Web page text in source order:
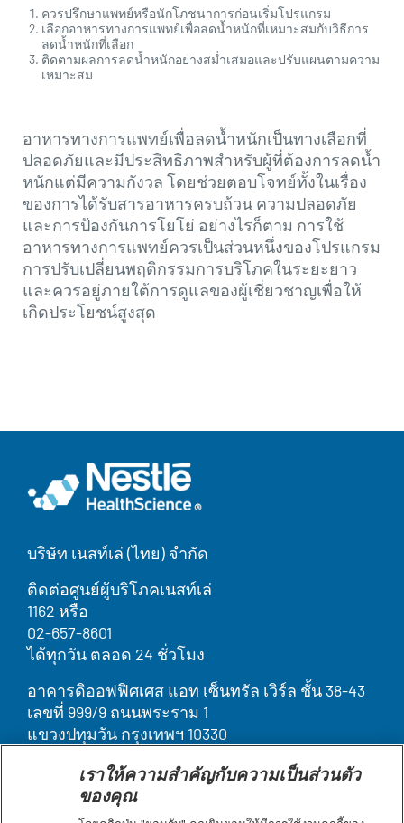
ควรปรึกษาแพทย์หรือนักโภชนาการก่อนเริ่มโปรแกรม
เลือกอาหารทางการแพทย์เพื่อลดน้ำหนักที่เหมาะสมกับวิธีการ
ลดน้ำหนักที่เลือก
ติดตามผลการลดน้ำหนักอย่างสม่ำเสมอและปรับแผนตามความ
เหมาะสม
อาหารทางการแพทย์เพื่อลดน้ำหนักเป็นทางเลือกที่
ปลอดภัยและมีประสิทธิภาพสำหรับผู้ที่ต้องการลดน้ำ
หนักแต่มีความกังวล โดยช่วยตอบโจทย์ทั้งในเรื่อง
ของการได้รับสารอาหารครบถ้วน ความปลอดภัย
และการป้องกันการโยโย่ อย่างไรก็ตาม การใช้
อาหารทางการแพทย์ควรเป็นส่วนหนึ่งของโปรแกรม
การปรับเปลี่ยนพฤติกรรมการบริโภคในระยะยาว
และควรอยู่ภายใต้การดูแลของผู้เชี่ยวชาญเพื่อให้
เกิดประโยชน์สูงสุด
บริษัท เนสท์เล่ (ไทย) จำกัด
ติดต่อศูนย์ผู้บริโภคเนสท์เล่
1162 หรือ
02-657-8601
ได้ทุกวัน ตลอด 24 ชั่วโมง
อาคารดิออฟฟิศเศส แอท เซ็นทรัล เวิร์ล ชั้น 38-43
เลขที่ 999/9 ถนนพระราม 1
แขวงปทุมวัน กรุงเทพฯ 10330
บุคคลากรของเราเราให้ความสำคัญกับความเป็นส่วนตัว
ของคุณ